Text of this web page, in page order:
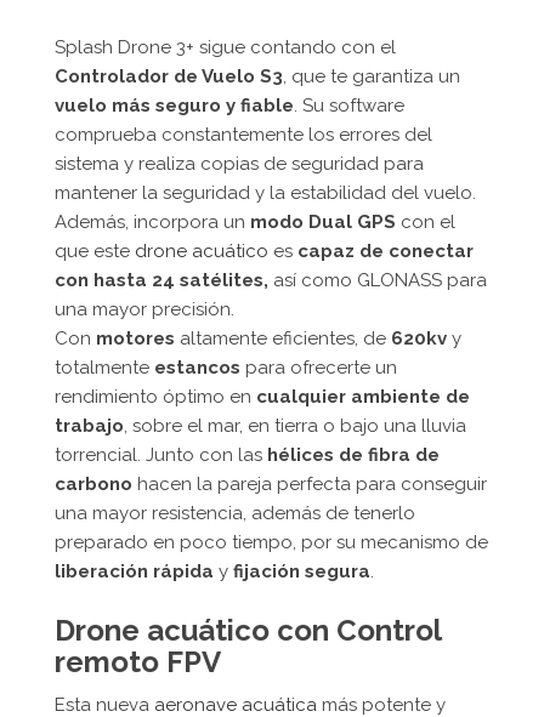
Splash Drone 3+ sigue contando con el
Controlador de Vuelo S3, que te garantiza un
vuelo más seguro y fiable. Su software
comprueba constantemente los errores del
sistema y realiza copias de seguridad para
mantener la seguridad y la estabilidad del vuelo.
Además, incorpora un modo Dual GPS con el
que este drone acuático es capaz de conectar
con hasta 24 satélites, así como GLONASS para
una mayor precisión.
Con motores altamente eficientes, de 620kv y
totalmente estancos para ofrecerte un
rendimiento óptimo en cualquier ambiente de
trabajo, sobre el mar, en tierra o bajo una lluvia
torrencial. Junto con las hélices de fibra de
carbono hacen la pareja perfecta para conseguir
una mayor resistencia, además de tenerlo
preparado en poco tiempo, por su mecanismo de
liberación rápida y fijación segura.
Drone acuático con Control
remoto FPV
Esta nueva aeronave acuática más potente y